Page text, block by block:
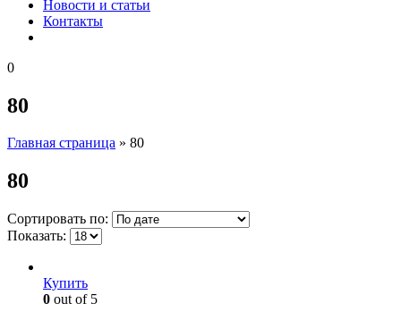
Новости и статьи
Контакты
0
80
Главная страница » 80
80
Сортировать по:
Показать:
Купить
0 out of 5